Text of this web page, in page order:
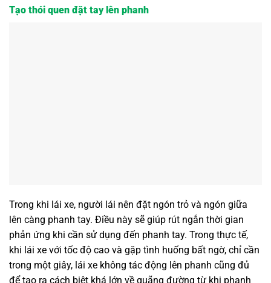
Tạo thói quen đặt tay lên phanh
Trong khi lái xe, người lái nên đặt ngón trỏ và ngón giữa
lên càng phanh tay. Điều này sẽ giúp rút ngắn thời gian
phản ứng khi cần sử dụng đến phanh tay. Trong thực tế,
khi lái xe với tốc độ cao và gặp tình huống bất ngờ, chỉ cần
trong một giây, lái xe không tác động lên phanh cũng đủ
để tạo ra cách biệt khá lớn về quãng đường từ khi phanh